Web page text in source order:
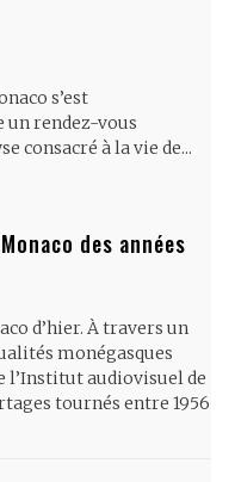
s’est
rendez-vous
consacré à la vie de...
des années
d’hier. À travers un
monégasques
l’Institut audiovisuel de
tournés entre 1956